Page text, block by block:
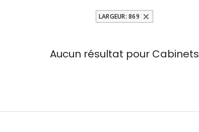
LARGEUR: 869
Aucun résultat pourCabinets